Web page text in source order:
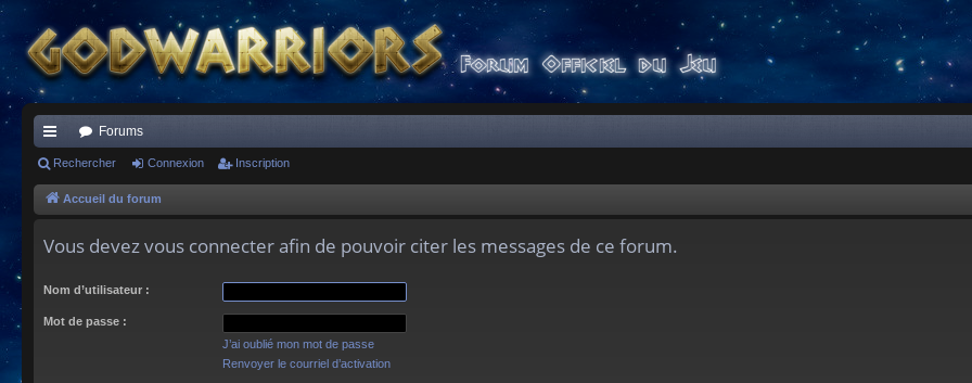
ac
co
s
Forums
Rechercher Connexion Inscription
Accueil du forum
Vous devez vous connecter afin de pouvoir citer les messages de ce forum.
Nom d’utilisateur :
Mot de passe :
J’ai oublié mon mot de passe
Renvoyer le courriel d’activation